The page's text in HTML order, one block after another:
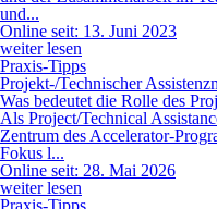
und...
Online seit: 13. Juni 2023
weiter lesen
Praxis-Tipps
Projekt-/Technischer
Was bedeutet die Rolle des
Als Project/Technical
Zentrum des Accelerator-
Fokus l...
Online seit: 28. Mai 2026
weiter lesen
Praxis-Tipps